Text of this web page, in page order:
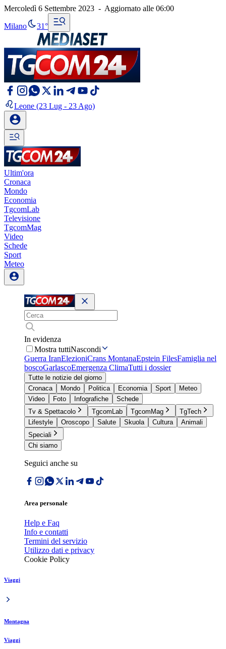
Mercoledì 6 Settembre 2023 - Aggiornato alle 06:00
Milano 31°
Leone (23 Lug - 23 Ago)
Ultim'ora
Cronaca
Mondo
Economia
TgcomLab
Televisione
TgcomMag
Video
Schede
Sport
Meteo
In evidenza
Mostra tuttiNascondi
Guerra IranElezioniCrans MontanaEpstein FilesFamiglia nel
boscoGarlascoEmergenza ClimaTutti i dossier
Tutte le notizie del giorno
Cronaca
Mondo Politica Economia Sport
Meteo
Video
Foto Infografiche
Schede
Tv & Spettacolo
TgcomLab TgcomMag
TgTech
Lifestyle
Oroscopo Salute Skuola Cultura
Animali
Speciali
Chi siamo
Seguici anche su
Area personale
Help e Faq
Info e contatti
Termini del servizio
Utilizzo dati e privacy
Cookie Policy
Viaggi
Montagna
Viaggi